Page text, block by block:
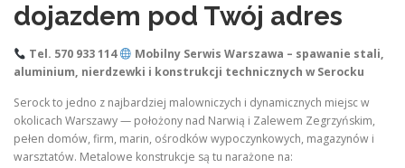
dojazdem pod Twój adres
Tel. 570 933 114
Mobilny Serwis Warszawa – spawanie stali,
aluminium, nierdzewki i konstrukcji technicznych w Serocku
Serock to jedno z najbardziej malowniczych i dynamicznych miejsc w
okolicach Warszawy — położony nad Narwią i Zalewem Zegrzyńskim,
pełen domów, firm, marin, ośrodków wypoczynkowych, magazynów i
warsztatów. Metalowe konstrukcje są tu narażone na: